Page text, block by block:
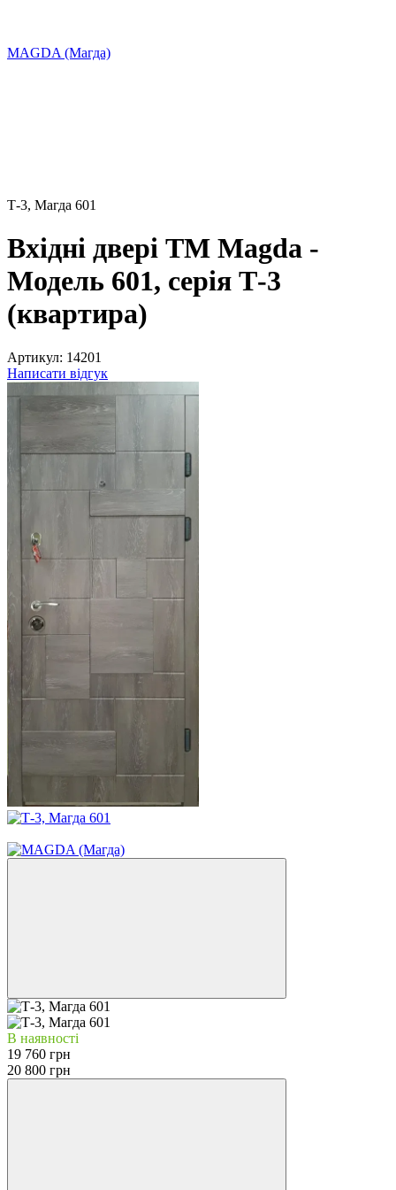
МAGDA (Магда)
Т-3, Магда 601
Вхідні двері ТМ Magda -
Модель 601, серія Т-3
(квартира)
Артикул: 14201
Написати відгук
В наявності
19 760 грн
20 800 грн